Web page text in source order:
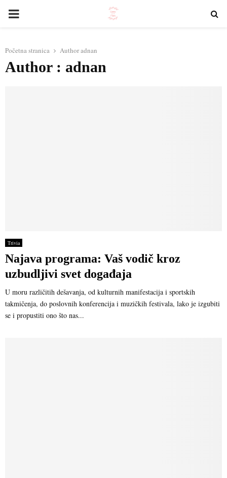
PRIMARY
Početna stranica Authoradnan
Author : adnan
Trivia
Najava programa: Vaš vodič kroz
uzbudljivi svet događaja
U moru različitih dešavanja, od kulturnih manifestacija i sportskih
takmičenja, do poslovnih konferencija i muzičkih festivala, lako je izgubiti
se i propustiti ono što nas...